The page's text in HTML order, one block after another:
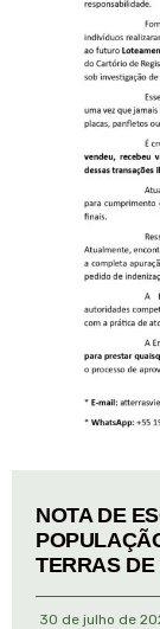
NOTA DE
TERRAS DE
30 de julho de